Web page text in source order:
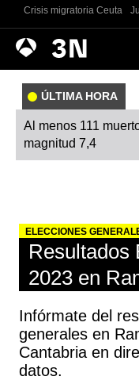
Crisis migratoria Ceuta
Antena
3
Noticias
ÚLTIMA HORA
Al menos 111
magnitud 7,4
ELECCIONES
Resultados
2023 en
Infórmate del
generales en
Cantabria en
datos.